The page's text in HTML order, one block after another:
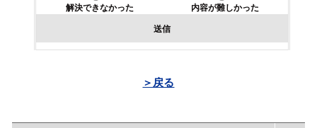
解決できなかった
内容が難しかった
送信
＞戻る